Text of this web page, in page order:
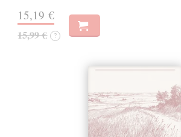
15,19 €
15,99 € ?